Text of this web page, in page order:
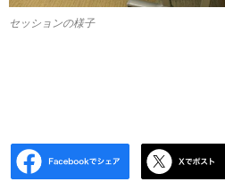
セッションの様子